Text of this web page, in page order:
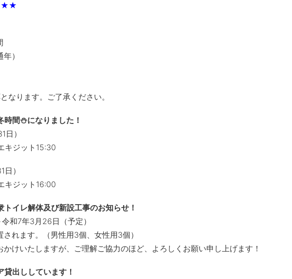
）
なります。ご了承ください。
間⛄になりました！
）
ジット15:30
）
ジット16:00
イレ解体及び新設工事のお知らせ！
和7年3月26日（予定）
れます。（男性用3個、女性用3個）
けいたしますが、ご理解ご協力のほど、よろしくお願い申し上げます！
出ししています！